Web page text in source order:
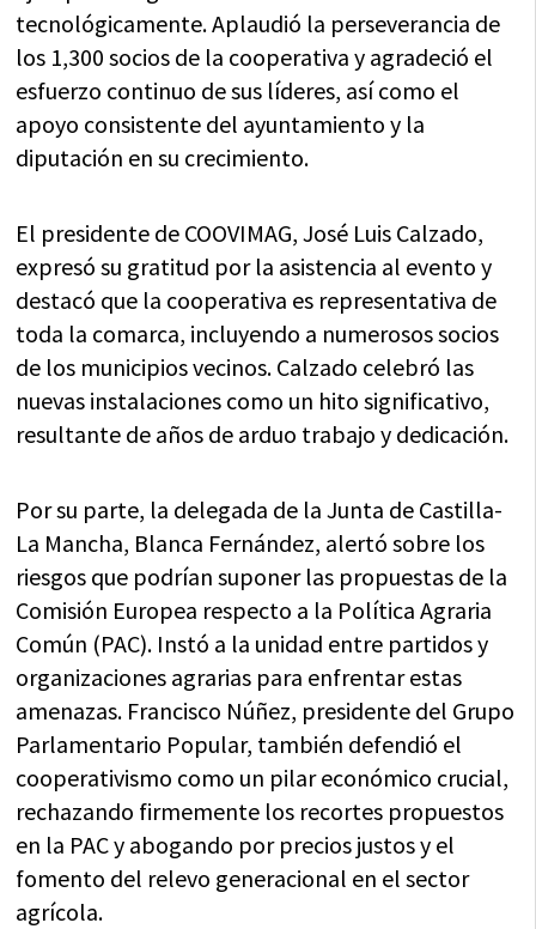
tecnológicamente. Aplaudió la perseverancia de
los 1,300 socios de la cooperativa y agradeció el
esfuerzo continuo de sus líderes, así como el
apoyo consistente del ayuntamiento y la
diputación en su crecimiento.
El presidente de COOVIMAG, José Luis Calzado,
expresó su gratitud por la asistencia al evento y
destacó que la cooperativa es representativa de
toda la comarca, incluyendo a numerosos socios
de los municipios vecinos. Calzado celebró las
nuevas instalaciones como un hito significativo,
resultante de años de arduo trabajo y dedicación.
Por su parte, la delegada de la Junta de Castilla-
La Mancha, Blanca Fernández, alertó sobre los
riesgos que podrían suponer las propuestas de la
Comisión Europea respecto a la Política Agraria
Común (PAC). Instó a la unidad entre partidos y
organizaciones agrarias para enfrentar estas
amenazas. Francisco Núñez, presidente del Grupo
Parlamentario Popular, también defendió el
cooperativismo como un pilar económico crucial,
rechazando firmemente los recortes propuestos
en la PAC y abogando por precios justos y el
fomento del relevo generacional en el sector
agrícola.